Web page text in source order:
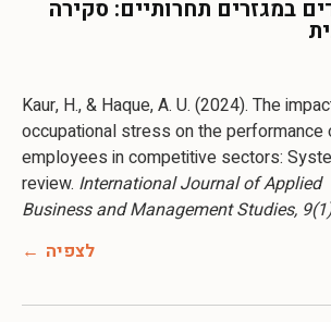
במגזרים תחרותיים: סקירה
Kaur, H., & Haque, A. U. (2024). The
occupational stress on the performance
employees in competitive sectors:
review. International Journal of Applied
Business and Management Studies,
לצפיה